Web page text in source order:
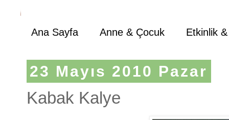
Ana Sayfa Anne & Çocuk Etkinlik
23 Mayıs 2010 Pazar
Kabak Kalye